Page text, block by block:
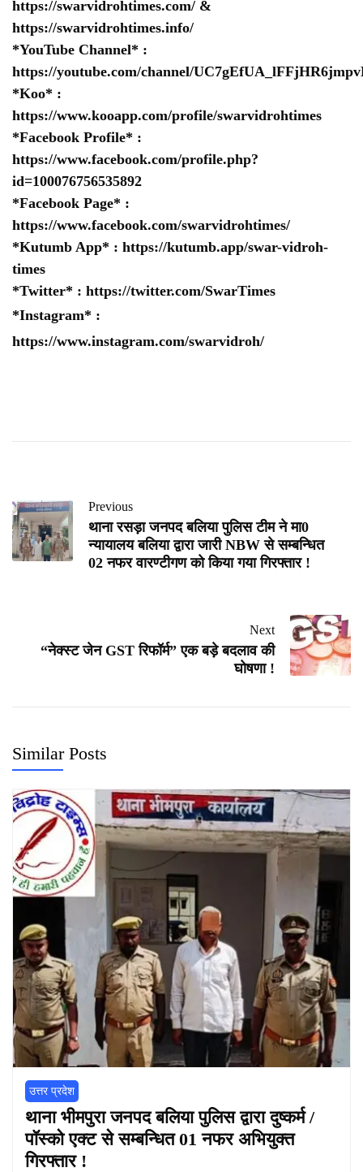
https://swarvidrohtimes.com/ &
https://swarvidrohtimes.info/
*YouTube Channel* :
https://youtube.com/channel/
*Koo* :
https://www.kooapp.com/profile/swarvidrohtimes
*Facebook Profile* :
https://www.facebook.com/profile.php?
id=100076756535892
*Facebook Page* :
https://www.facebook.com/swarvidrohtimes/
*Kutumb App* : https://kutumb.app/swar-vidroh-
times
*Twitter* : https://twitter.com/SwarTimes
*Instagram* :
https://www.instagram.com/swarvidroh/
Previous
थाना रसड़ा जनपद बलिया पुलिस टीम ने मा0
न्यायालय बलिया द्वारा जारी NBW से सम्बन्धित
02 नफर वारण्टीगण को किया गया गिरफ्तार !
Next
“नेक्स्ट जेन GST रिफॉर्म” एक बड़े बदलाव की
घोषणा !
Similar Posts
उत्तर प्रदेश
थाना भीमपुरा जनपद बलिया पुलिस द्वारा दुष्कर्म /
पॉस्को एक्ट से सम्बन्धित 01 नफर अभियुक्त
गिरफ्तार !